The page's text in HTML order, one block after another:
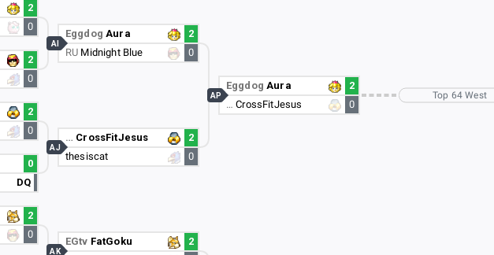
2
0
2
0
2
0
0
DQ
2
0
EggdogAura
2
RU Midnight Blue 0
AI
… CrossFitJesus
2
thesiscat
0
AJ
EGtv FatGoku
2
AK
EggdogAura
2
…CrossFitJesus 0
AP Top 64 West